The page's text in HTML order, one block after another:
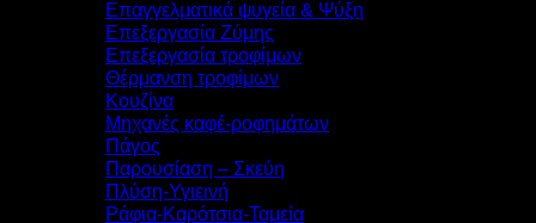
Επαγγελματικά ψυγεία & Ψύξη
Επεξεργασία Ζύμης
Επεξεργασία τροφίμων
Θέρμανση τροφίμων
Κουζίνα
Μηχανές καφέ-ροφημάτων
Πάγος
Παρουσίαση – Σκεύη
Πλύση-Υγιεινή
Ράφια-Καρότσια-Ταμεία